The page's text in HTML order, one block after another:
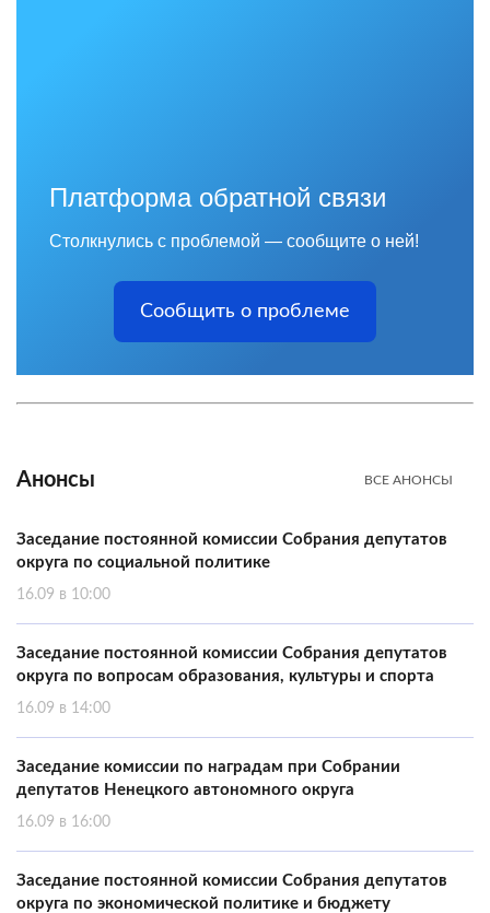
Платформа обратной связи
Столкнулись с проблемой — сообщите о ней!
Сообщить о проблеме
Анонсы ВСЕ АНОНСЫ
Заседание постоянной комиссии Собрания депутатов
округа по социальной политике
16.09 в 10:00
Заседание постоянной комиссии Собрания депутатов
округа по вопросам образования, культуры и спорта
16.09 в 14:00
Заседание комиссии по наградам при Собрании
депутатов Ненецкого автономного округа
16.09 в 16:00
Заседание постоянной комиссии Собрания депутатов
округа по экономической политике и бюджету